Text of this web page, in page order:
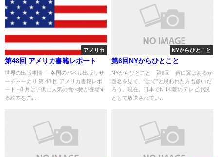
アメリカ
第48回 アメリカ書籍レポート
世界の出版事情 ― 各国のバベル出版リサ
ーチャーより 第 48 回 アメリカ書籍レポ
ート - 8 月は子供に人気の食べ物が登場す
る絵本をご...
NYからひとこと
第6回NYからひとこと
NYからひとこと 第6回 寅に翼はあるか
題名を見て、“はて”と思われた方も多いだ
ろう。現在、日本でNHK 朝のテレビ小説
として放送されてい...